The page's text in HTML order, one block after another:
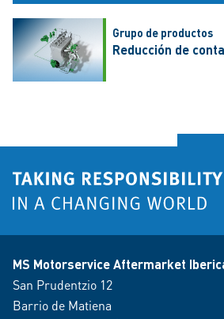
Grupo de productos
Reducción de
MS Motorservice Aftermarket
San Prudentzio 12
Barrio de Matiena